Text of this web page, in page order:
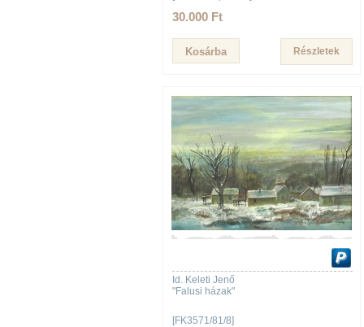
30.000 Ft
Részletek
Id. Keleti Jenő
"Falusi házak"
[FK3571/81/8]